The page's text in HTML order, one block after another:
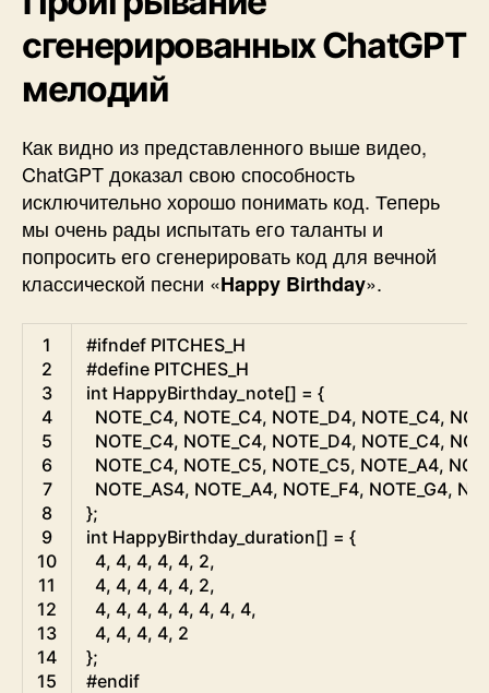
сгенерированных ChatGPT
мелодий
Как видно из представленного выше видео,
ChatGPT доказал свою способность
исключительно хорошо понимать код. Теперь
мы очень рады испытать его таланты и
попросить его сгенерировать код для вечной
классической песни «Happy Birthday».
1
2
3
4
5
6
7
8
9
10
11
12
13
14
15
#ifndef PITCHES_H
#define PITCHES_H
int HappyBirthday_note[] = {
NOTE_C4, NOTE_C4, NOTE_D4, NOTE_C4,
NOTE_C4, NOTE_C4, NOTE_D4, NOTE_C4,
NOTE_C4, NOTE_C5, NOTE_C5, NOTE_A4,
NOTE_AS4, NOTE_A4, NOTE_F4, NOTE_G4,
};
int HappyBirthday_duration[] = {
4, 4, 4, 4, 4, 2,
4, 4, 4, 4, 4, 2,
4, 4, 4, 4, 4, 4, 4, 4,
4, 4, 4, 4, 2
};
#endif